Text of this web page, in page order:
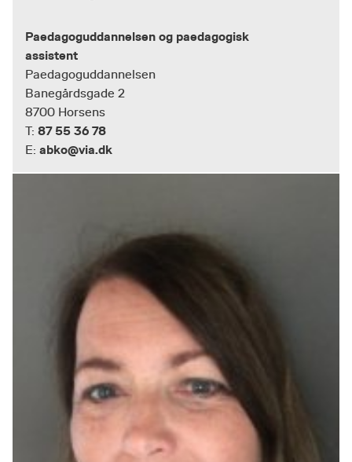
Paedagoguddannelsen og paedagogisk
assistent
Paedagoguddannelsen
Banegårdsgade 2
8700 Horsens
T: 87 55 36 78
E: abko@via.dk